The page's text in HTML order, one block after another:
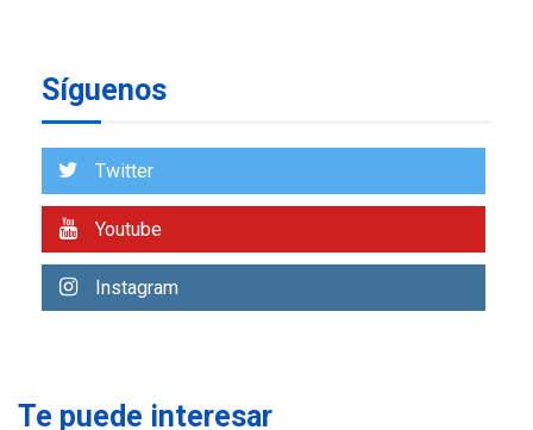
7
Margarita será sede de
Síguenos
Twitter
Youtube
Instagram
Te puede interesar